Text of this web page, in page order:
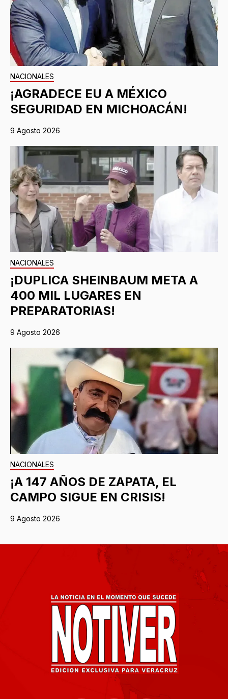
NACIONALES
¡AGRADECE EU A MÉXICO
SEGURIDAD EN MICHOACÁN!
9 Agosto 2026
NACIONALES
¡DUPLICA SHEINBAUM META A
400 MIL LUGARES EN
PREPARATORIAS!
9 Agosto 2026
NACIONALES
¡A 147 AÑOS DE ZAPATA, EL
CAMPO SIGUE EN CRISIS!
9 Agosto 2026